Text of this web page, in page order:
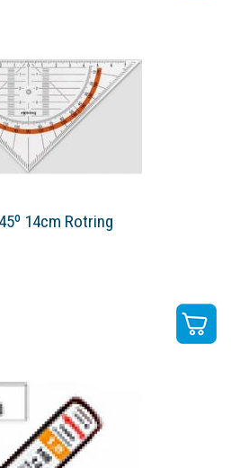
14cm Rotring